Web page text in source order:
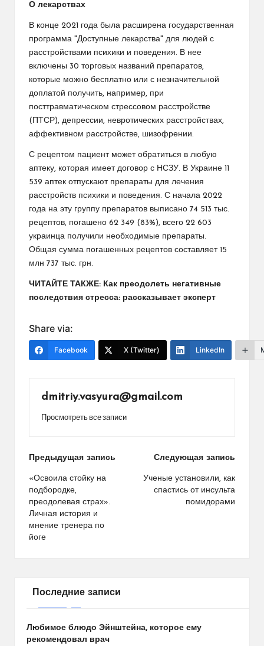
О лекарствах
В конце 2021 года была расширена государственная
программа "Доступные лекарства" для людей с
расстройствами психики и поведения. В нее
включены 30 торговых названий препаратов,
которые можно бесплатно или с незначительной
доплатой получить, например, при
посттравматическом стрессовом расстройстве
(ПТСР), депрессии, невротических расстройствах,
аффективном расстройстве, шизофрении.
С рецептом пациент может обратиться в любую
аптеку, которая имеет договор с НСЗУ. В Украине 11
539 аптек отпускают препараты для лечения
расстройств психики и поведения. С начала 2022
года на эту группу препаратов выписано 74 513 тыс.
рецептов, погашено 62 349 (83%), всего 22 603
украинца получили необходимые препараты.
Общая сумма погашенных рецептов составляет 15
млн 737 тыс. грн.
ЧИТАЙТЕ ТАКЖЕ: Как преодолеть негативные
последствия стресса: рассказывает эксперт
Share via:
Facebook X (Twitter) LinkedIn
dmitriy.vasyura@gmail.com
Просмотреть все записи
Навигация
по
записям
Предыдущая запись
«Освоила стойку на
подбородке,
преодолевая страх».
Личная история и
мнение тренера по
йоге
Следующая запись
Ученые установили, как
спастись от инсульта
помидорами
Последние записи
Любимое блюдо Эйнштейна, которое ему
рекомендовал врач